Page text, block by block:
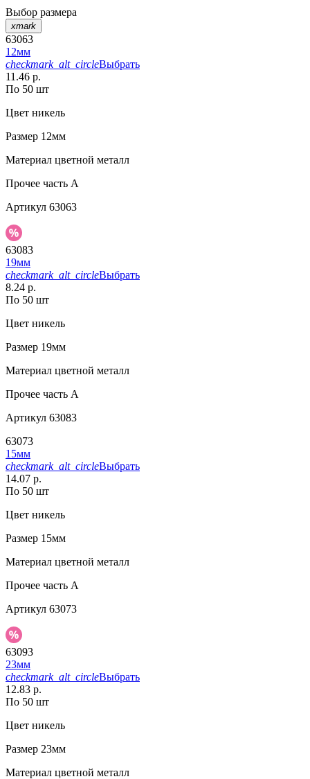
Выбор размера
xmark
63063
12мм
checkmark_alt_circleВыбрать
11.46 р.
По 50 шт
Цвет никель
Размер 12мм
Материал цветной металл
Прочее часть A
Артикул 63063
63083
19мм
checkmark_alt_circleВыбрать
8.24 р.
По 50 шт
Цвет никель
Размер 19мм
Материал цветной металл
Прочее часть A
Артикул 63083
63073
15мм
checkmark_alt_circleВыбрать
14.07 р.
По 50 шт
Цвет никель
Размер 15мм
Материал цветной металл
Прочее часть A
Артикул 63073
63093
23мм
checkmark_alt_circleВыбрать
12.83 р.
По 50 шт
Цвет никель
Размер 23мм
Материал цветной металл